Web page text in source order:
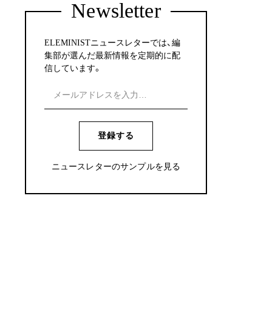
Newsletter
ELEMINISTニュースレターでは、編
集部が選んだ最新情報を定期的に配
信しています。
登録する
ニュースレターのサンプルを見る